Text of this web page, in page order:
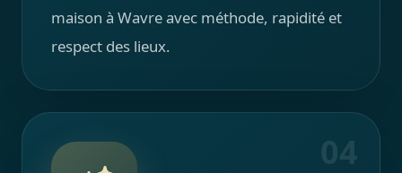
maison à Wavre avec méthode, rapidité et
respect des lieux.
04